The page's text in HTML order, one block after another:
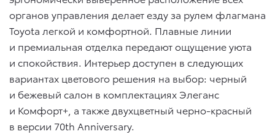
органов управления делает езду за рулем флагмана
Toyota легкой и комфортной. Плавные линии
и премиальная отделка передают ощущение уюта
и спокойствия. Интерьер доступен в следующих
вариантах цветового решения на выбор: черный
и бежевый салон в комплектациях Элеганс
и Комфорт+, а также двухцветный черно-красный
в версии 70th Anniversary.